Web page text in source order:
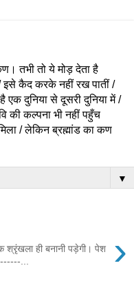
तभी तो ये मोड़ देता है
इसे कैद करके नहीं रख पातीं /
एक दुनिया से दूसरी दुनिया में /
की कल्पना भी नहीं पहुँच
/ लेकिन ब्रह्मांड का कण
▼
›
श्रृंखला ही बनानी पड़ेगी। पेश
...